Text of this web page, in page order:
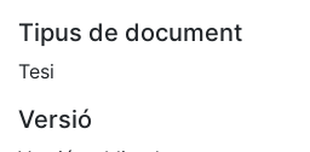
Tipus de document
Tesi
Versió